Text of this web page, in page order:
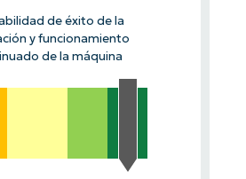
de éxito de la
y funcionamiento
de la máquina